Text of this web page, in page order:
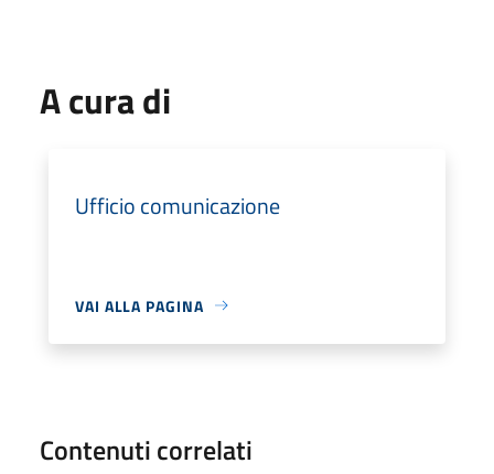
A cura di
Ufficio comunicazione
VAI ALLA PAGINA
Contenuti correlati